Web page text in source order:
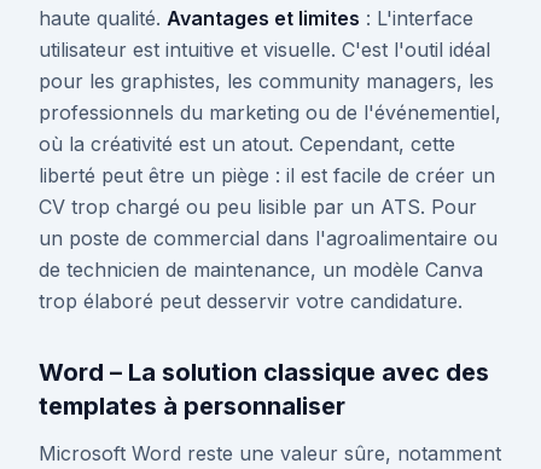
haute qualité. Avantages et limites : L'interface
utilisateur est intuitive et visuelle. C'est l'outil idéal
pour les graphistes, les community managers, les
professionnels du marketing ou de l'événementiel,
où la créativité est un atout. Cependant, cette
liberté peut être un piège : il est facile de créer un
CV trop chargé ou peu lisible par un ATS. Pour
un poste de commercial dans l'agroalimentaire ou
de technicien de maintenance, un modèle Canva
trop élaboré peut desservir votre candidature.
Word – La solution classique avec des
templates à personnaliser
Microsoft Word reste une valeur sûre, notamment